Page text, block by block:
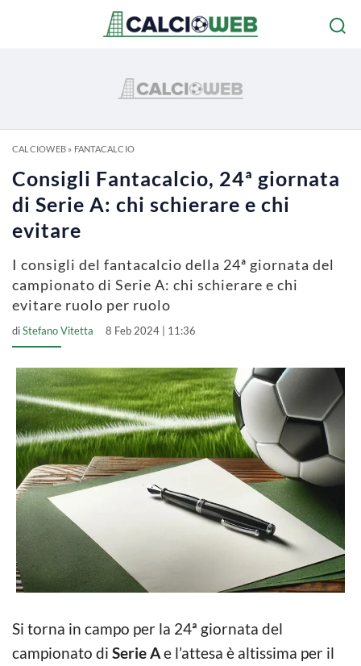
CALCIOWEB» FANTACALCIO
Consigli Fantacalcio, 24ª giornata
di Serie A: chi schierare e chi
evitare
I consigli del fantacalcio della 24ª giornata del
campionato di Serie A: chi schierare e chi
evitare ruolo per ruolo
diStefano Vitetta 8 Feb 2024 | 11:36
Si torna in campo per la 24ª giornata del
campionato di Serie Ae l’attesa è altissima per il